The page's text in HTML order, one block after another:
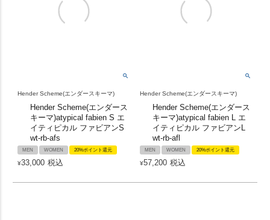
Hender Scheme(エンダースキーマ)
Hender Scheme(エンダース
キーマ)atypical fabien S エ
イティピカル ファビアンS
wt-rb-afs
MEN WOMEN 20%ポイント還元
¥33,000 税込
Hender Scheme(エンダースキーマ)
Hender Scheme(エンダース
キーマ)atypical fabien L エ
イティピカル ファビアンL
wt-rb-afl
MEN WOMEN 20%ポイント還元
¥57,200 税込